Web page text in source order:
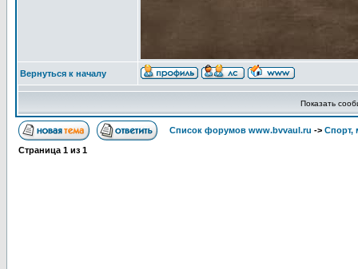
Вернуться к началу
Показать
Список форумов www.bvvaul.ru -> Спорт,
Страница 1 из 1